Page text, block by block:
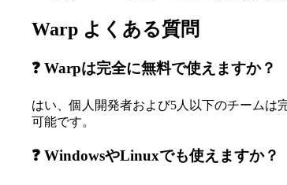
Warp よくある質問
❓ Warpは完全に無料で使えますか？
はい、個人開発者および5人以下のチームは
可能です。
❓ WindowsやLinuxでも使えますか？